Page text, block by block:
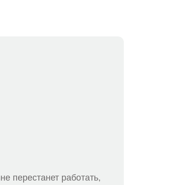
перестанет работать,